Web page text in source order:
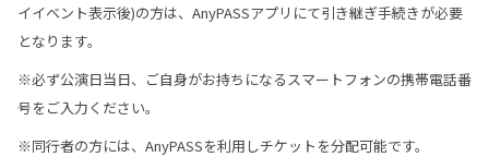
イイベント表示後)の方は、AnyPASSアプリにて引き継ぎ手続きが必要
となります。
※必ず公演日当日、ご自身がお持ちになるスマートフォンの携帯電話番
号をご入力ください。
※同行者の方には、AnyPASSを利用しチケットを分配可能です。